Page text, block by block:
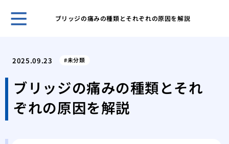
ブリッジの痛みの種類とそれぞれの原因を解説
2025.09.23 未分類
ブリッジの痛みの種類とそれ
ぞれの原因を解説